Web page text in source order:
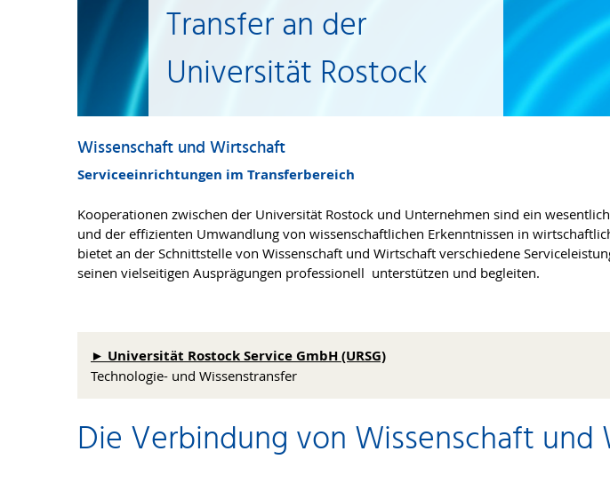
Transfer an der
Universität Rostock
Wissenschaft und Wirtschaft
Serviceeinrichtungen im Transferbereich
Kooperationen zwischen der Universität Rostock und Unternehmen sind ein
und der effizienten Umwandlung von wissenschaftlichen Erkenntnissen in
bietet an der Schnittstelle von Wissenschaft und Wirtschaft verschiedene
seinen vielseitigen Ausprägungen professionell unterstützen und begleiten.
► Universität Rostock Service GmbH (URSG)
Technologie- und Wissenstransfer
Die Verbindung von Wissenschaft